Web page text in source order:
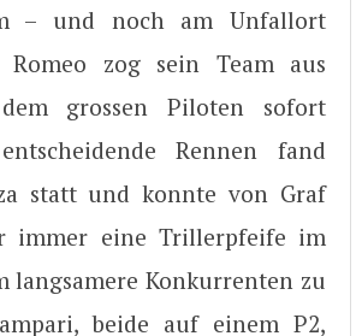
– und noch am Unfallort
Romeo zog sein Team aus
grossen Piloten sofort
Rennen fand
statt und konnte von Graf
immer eine Trillerpfeife im
langsamere Konkurrenten zu
beide auf einem P2,